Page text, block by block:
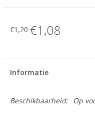
€1,20 €1,08
Informatie
Beschikbaarheid: Op